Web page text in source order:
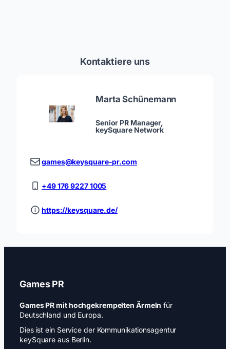
Kontaktiere uns
Marta Schünemann
Senior PR Manager,
keySquare Network
games@keysquare-pr.com
+49 176 9227 1005
https://keysquare.de/
Games PR
Games PR mit hochgekrempelten Ärmeln für
Deutschland und Europa.
Dies ist ein Service der Kommunikationsagentur
keySquare aus Berlin.